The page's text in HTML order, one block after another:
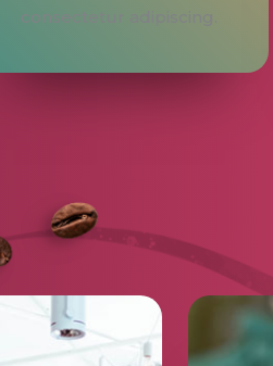
consectetur adipiscing.